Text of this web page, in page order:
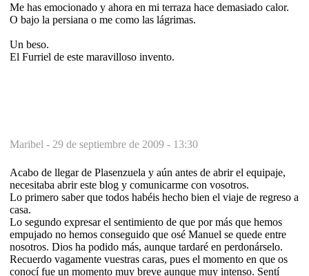
Me has emocionado y ahora en mi terraza hace demasiado calor.
O bajo la persiana o me como las lágrimas.
Un beso.
El Furriel de este maravilloso invento.
Maribel - 29 de septiembre de 2009 - 13:30
Acabo de llegar de Plasenzuela y aún antes de abrir el equipaje,
necesitaba abrir este blog y comunicarme con vosotros.
Lo primero saber que todos habéis hecho bien el viaje de regreso a
casa.
Lo segundo expresar el sentimiento de que por más que hemos
empujado no hemos conseguido que osé Manuel se quede entre
nosotros. Dios ha podido más, aunque tardaré en perdonárselo.
Recuerdo vagamente vuestras caras, pues el momento en que os
conocí fue un momento muy breve aunque muy intenso. Sentí